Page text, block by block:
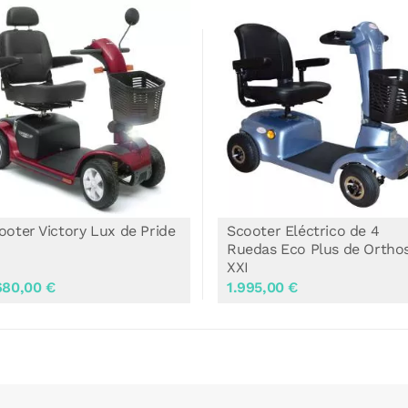
Eléctrico de 4
€
Scooter Sterling S400,
Scooter 4 Ruedas
2.190,00 €